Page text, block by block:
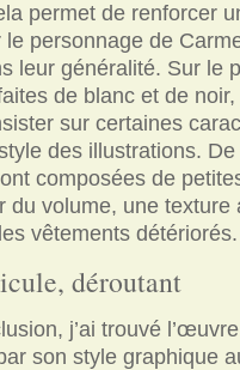
permet de renforcer
le personnage de
leur généralité. Sur le
de blanc et de
sur certaines
des illustrations.
composées de
du volume, une
vêtements détériorés.
déroutant
j’ai trouvé
son style graphique